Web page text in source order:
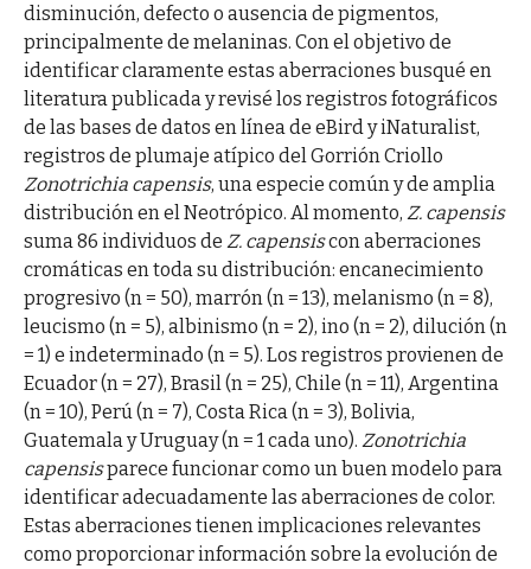
disminución, defecto o ausencia de pigmentos,
principalmente de melaninas. Con el objetivo de
identificar claramente estas aberraciones busqué en
literatura publicada y revisé los registros fotográficos
de las bases de datos en línea de eBird y iNaturalist,
registros de plumaje atípico del Gorrión Criollo
Zonotrichia capensis, una especie común y de amplia
distribución en el Neotrópico. Al momento, Z. capensis
suma 86 individuos de Z. capensiscon aberraciones
cromáticas en toda su distribución: encanecimiento
progresivo (n = 50), marrón (n = 13), melanismo (n = 8),
leucismo (n = 5), albinismo (n = 2), ino (n = 2), dilución (n
= 1) e indeterminado (n = 5). Los registros provienen de
Ecuador (n = 27), Brasil (n = 25), Chile (n = 11), Argentina
(n = 10), Perú (n = 7), Costa Rica (n = 3), Bolivia,
Guatemala y Uruguay (n = 1 cada uno). Zonotrichia
capensisparece funcionar como un buen modelo para
identificar adecuadamente las aberraciones de color.
Estas aberraciones tienen implicaciones relevantes
como proporcionar información sobre la evolución de